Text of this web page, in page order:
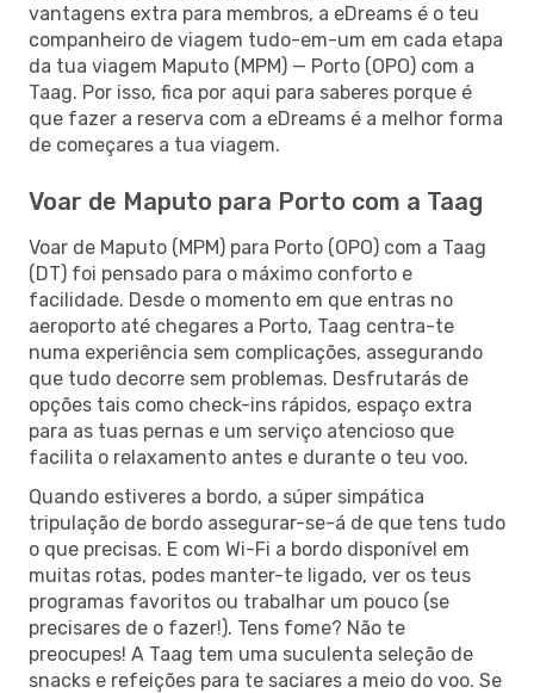
vantagens extra para membros, a eDreams é o teu
companheiro de viagem tudo-em-um em cada etapa
da tua viagem Maputo (MPM) — Porto (OPO) com a
Taag. Por isso, fica por aqui para saberes porque é
que fazer a reserva com a eDreams é a melhor forma
de começares a tua viagem.
Voar de Maputo para Porto com a Taag
Voar de Maputo (MPM) para Porto (OPO) com a Taag
(DT) foi pensado para o máximo conforto e
facilidade. Desde o momento em que entras no
aeroporto até chegares a Porto, Taag centra-te
numa experiência sem complicações, assegurando
que tudo decorre sem problemas. Desfrutarás de
opções tais como check-ins rápidos, espaço extra
para as tuas pernas e um serviço atencioso que
facilita o relaxamento antes e durante o teu voo.
Quando estiveres a bordo, a súper simpática
tripulação de bordo assegurar-se-á de que tens tudo
o que precisas. E com Wi-Fi a bordo disponível em
muitas rotas, podes manter-te ligado, ver os teus
programas favoritos ou trabalhar um pouco (se
precisares de o fazer!). Tens fome? Não te
preocupes! A Taag tem uma suculenta seleção de
snacks e refeições para te saciares a meio do voo. Se